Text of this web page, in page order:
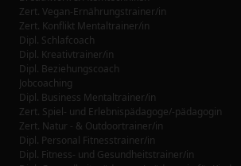
Zert. Vegan-Ernährungstrainer/in
Zert. Konflikt Mentaltrainer/in
Dipl. Schlafcoach
Dipl. Kreativtrainer/in
Dipl. Beziehungscoach
Jobcoaching
Dipl. Business Mentaltrainer/in
Zert. Spiel- und Erlebnispädagoge/-pädagogin
Zert. Natur - & Outdoortrainer/in
Dipl. Personal Fitnesstrainer/in
Dipl. Fitness- und Gesundheitstrainer/in